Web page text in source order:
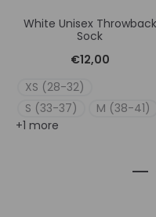
White Unisex Throwback
Sock
€12,00
XS (28-32)
S (33-37)
M (38-41)
+1 more